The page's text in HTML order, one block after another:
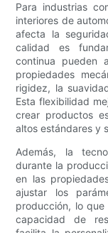
Para industrias
interiores de
afecta la
calidad es
continua pueden
propiedades
rigidez, la
Esta flexibilidad
crear productos
altos estándares y
Además, la
durante la
en las
ajustar los
producción, lo
capacidad de